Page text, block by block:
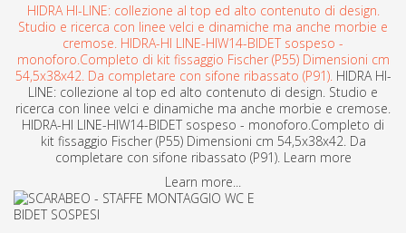
HIDRA HI-LINE: collezione al top ed alto contenuto di design.
Studio e ricerca con linee velci e dinamiche ma anche morbie e
cremose. HIDRA-HI LINE-HIW14-BIDET sospeso -
monoforo.Completo di kit fissaggio Fischer (P55) Dimensioni cm
54,5x38x42. Da completare con sifone ribassato (P91). HIDRA HI-
LINE: collezione al top ed alto contenuto di design. Studio e
ricerca con linee velci e dinamiche ma anche morbie e cremose.
HIDRA-HI LINE-HIW14-BIDET sospeso - monoforo.Completo di
kit fissaggio Fischer (P55) Dimensioni cm 54,5x38x42. Da
completare con sifone ribassato (P91). Learn more
Learn more...